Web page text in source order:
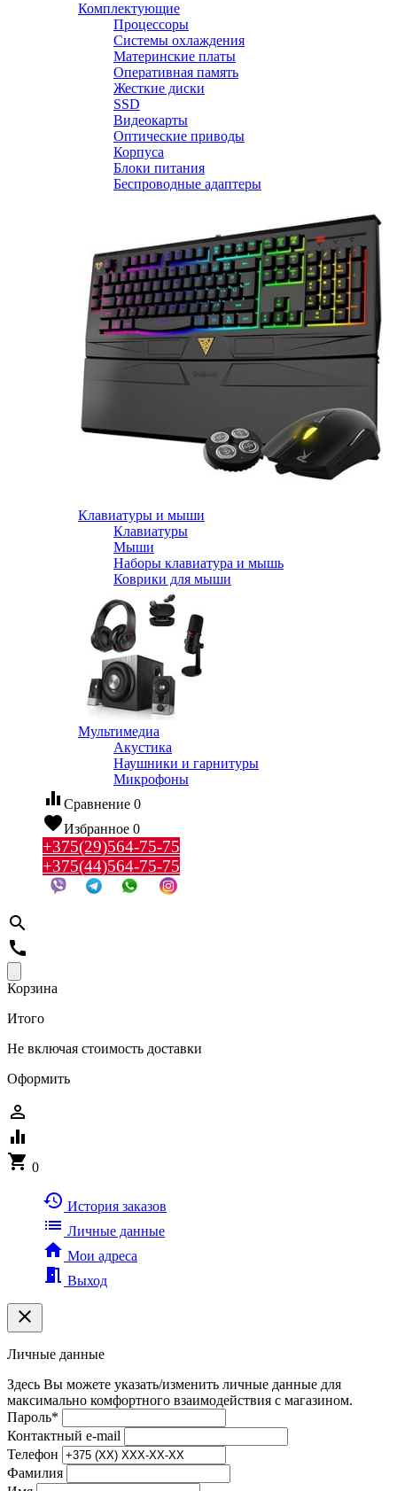
Комплектующие
Процессоры
Системы охлаждения
Материнские платы
Оперативная память
Жесткие диски
SSD
Видеокарты
Оптические приводы
Корпуса
Блоки питания
Беспроводные адаптеры
Клавиатуры и мыши
Клавиатуры
Мыши
Наборы клавиатура и мышь
Коврики для мыши
Мультимедиа
Акустика
Наушники и гарнитуры
Микрофоны
equalizer Сравнение 0
favoriteИзбранное 0
+375(29)564-75-75
+375(44)564-75-75
search
call
Корзина
Итого
Не включая стоимость доставки
Оформить
person_outline
equalizer
shopping_cart 0
history История заказов
list Личные данные
home Мои адреса
meeting_room Выход
clear
Личные данные
Здесь Вы можете указать/изменить личные данные для
максимально комфортного взаимодействия с магазином.
Пароль*
Контактный e-mail
Телефон
Фамилия